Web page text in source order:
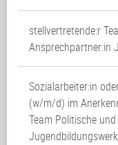
stellvertretende:r
Ansprechpartner:in
Sozialarbeiter:in
(w/m/d) im
Team Politische
Jugendbildungswerk